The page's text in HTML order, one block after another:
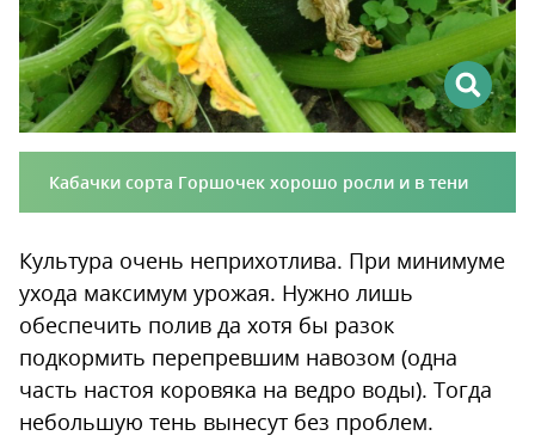
Кабачки сорта Горшочек хорошо росли и в тени
Культура очень неприхотлива. При минимуме
ухода максимум урожая. Нужно лишь
обеспечить полив да хотя бы разок
подкормить перепревшим навозом (одна
часть настоя коровяка на ведро воды). Тогда
небольшую тень вынесут без проблем.